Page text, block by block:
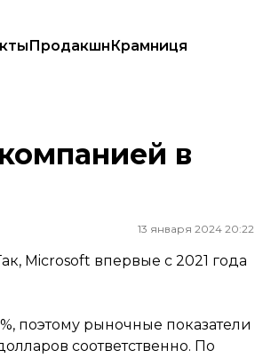
ПродакшнКрамниця
в
13 января 2024 20:22
Microsoft впервые с 2021 года
поэтому рыночные показатели
соответственно. По